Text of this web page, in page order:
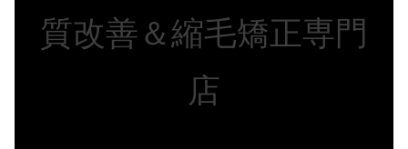
質改善＆縮毛矯正専門
店